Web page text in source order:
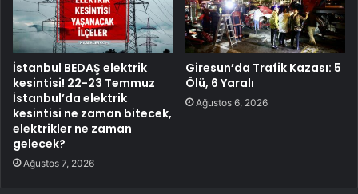
İstanbul BEDAŞ elektrik
kesintisi! 22-23 Temmuz
İstanbul’da elektrik
kesintisi ne zaman bitecek,
elektrikler ne zaman
gelecek?
Ağustos 7, 2026
Giresun’da Trafik Kazası: 5
Ölü, 6 Yaralı
Ağustos 6, 2026